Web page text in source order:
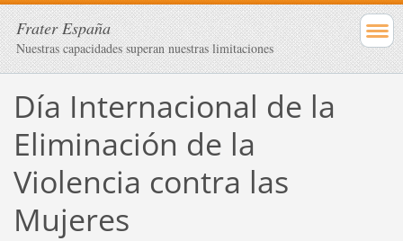
Frater España
Nuestras capacidades superan nuestras limitaciones
Día Internacional de la
Eliminación de la
Violencia contra las
Mujeres